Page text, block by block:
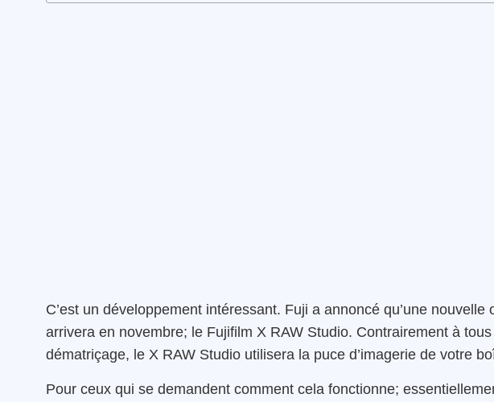
C’est un développement intéressant. Fuji a annoncé qu’une
arrivera en novembre; le Fujifilm X RAW Studio. Contrairement à
dématriçage, le X RAW Studio utilisera la puce d’imagerie de votre
Pour ceux qui se demandent comment cela fonctionne;